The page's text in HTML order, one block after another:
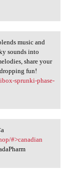
5"
music and
sounds into
share your
fun!
sprunki-phase-
#>canadian